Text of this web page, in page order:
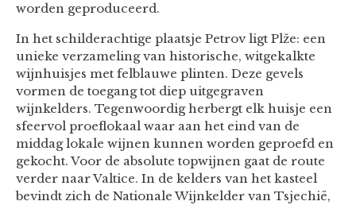
worden geproduceerd.
In het schilderachtige plaatsje Petrov ligt Plže: een
unieke verzameling van historische, witgekalkte
wijnhuisjes met felblauwe plinten. Deze gevels
vormen de toegang tot diep uitgegraven
wijnkelders. Tegenwoordig herbergt elk huisje een
sfeervol proeflokaal waar aan het eind van de
middag lokale wijnen kunnen worden geproefd en
gekocht. Voor de absolute topwijnen gaat de route
verder naar Valtice. In de kelders van het kasteel
bevindt zich de Nationale Wijnkelder van Tsjechië,